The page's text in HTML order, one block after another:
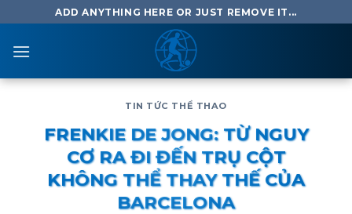
to
content
ADD ANYTHING HERE OR JUST REMOVE IT...
TIN TỨC THỂ THAO
FRENKIE DE JONG: TỪ NGUY
CƠ RA ĐI ĐẾN TRỤ CỘT
KHÔNG THỂ THAY THẾ CỦA
BARCELONA